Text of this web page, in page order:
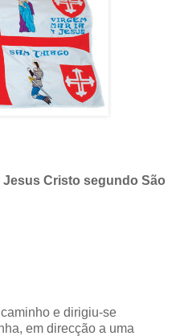
Cristo segundo São
e dirigiu-se
em direcção a uma